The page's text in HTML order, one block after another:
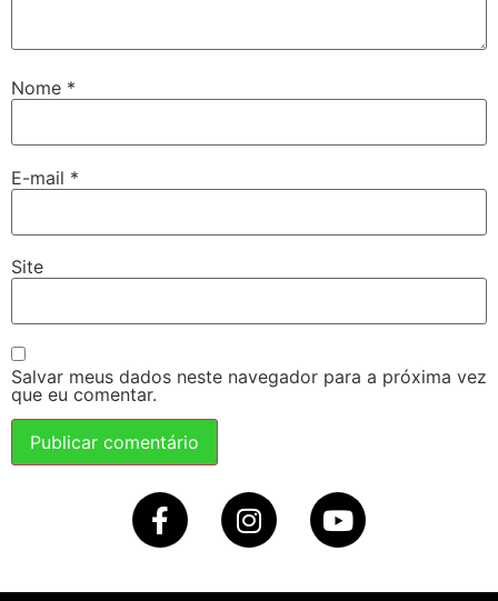
Nome *
E-mail *
Site
Salvar meus dados neste navegador para a próxima vez
que eu comentar.